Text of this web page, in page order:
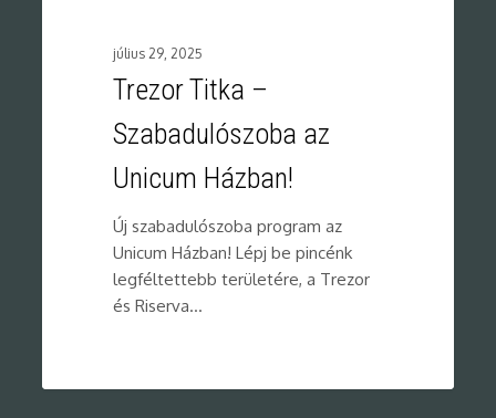
július 29, 2025
Trezor Titka –
Szabadulószoba az
Unicum Házban!
Új szabadulószoba program az
Unicum Házban! Lépj be pincénk
legféltettebb területére, a Trezor
és Riserva…